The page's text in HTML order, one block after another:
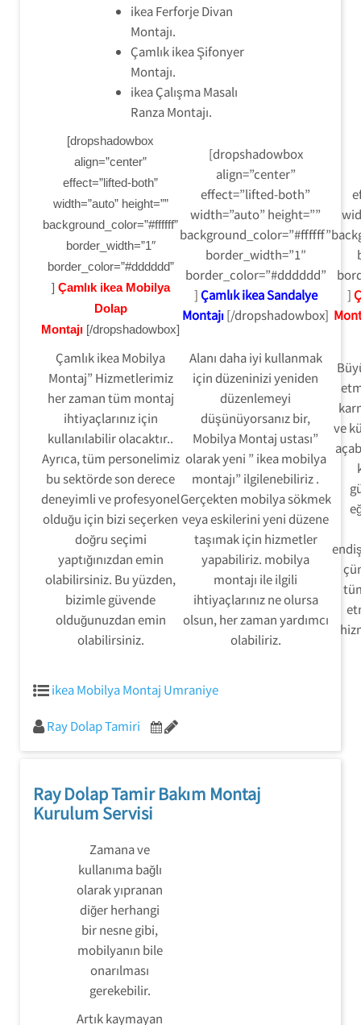
ikea Ferforje Divan
Montajı.
Çamlık ikea Şifonyer
Montajı.
ikea Çalışma Masalı
Ranza Montajı.
[dropshadowbox
align=”center”
effect=”lifted-both”
width=”auto” height=””
background_color=”#ffffff”
border_width=”1″
border_color=”#dddddd”
] Çamlık ikea Mobilya
Dolap
Montajı [/dropshadowbox]
[dropshadowbox
align=”center”
effect=”lifted-both”
width=”auto” height=””
background_color=”#ffffff”
border_width=”1″
border_color=”#dddddd”
]Çamlık ikea Sandalye
Montajı[/dropshadowbox]
]
Çamlık ikea Mobilya
Montaj” Hizmetlerimiz
her zaman tüm montaj
ihtiyaçlarınız için
kullanılabilir olacaktır..
Ayrıca, tüm personelimiz
bu sektörde son derece
deneyimli ve profesyonel
olduğu için bizi seçerken
doğru seçimi
yaptığınızdan emin
olabilirsiniz. Bu yüzden,
bizimle güvende
olduğunuzdan emin
olabilirsiniz.
Alanı daha iyi kullanmak
için düzeninizi yeniden
düzenlemeyi
düşünüyorsanız bir,
Mobilya Montaj ustası”
olarak yeni ” ikea mobilya
montajı” ilgilenebiliriz .
Gerçekten mobilya sökmek
veya eskilerini yeni düzene
taşımak için hizmetler
yapabiliriz. mobilya
montajı ile ilgili
ihtiyaçlarınız ne olursa
olsun, her zaman yardımcı
olabiliriz.
ve
ikea Mobilya Montaj Umraniye
Ray Dolap Tamiri
Ray Dolap Tamir Bakım Montaj
Kurulum Servisi
Zamana ve
kullanıma bağlı
olarak yıpranan
diğer herhangi
bir nesne gibi,
mobilyanın bile
onarılması
gerekebilir.
Artık kaymayan